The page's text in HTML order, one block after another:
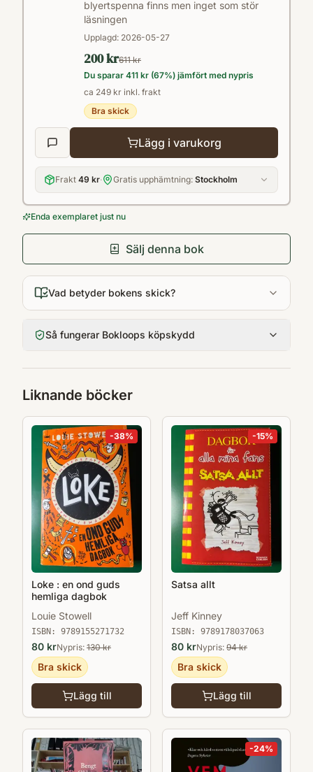
blyertspenna finns men inget som stör
läsningen
Upplagd: 2026-05-27
200 kr611 kr
Du sparar 411 kr (67%) jämfört med nypris
ca 249 kr inkl. frakt
Bra skick
Lägg i varukorg
Frakt 49 kr· Gratis upphämtning: Stockholm
Enda exemplaret just nu
Sälj denna bok
Vad betyder bokens skick?
Så fungerar Bokloops köpskydd
Liknande böcker
-38%
Loke : en ond guds
hemliga dagbok
Louie Stowell
ISBN: 9789155271732
80 krNypris: 130kr
Bra skick
Lägg till
-15%
Satsa allt
Jeff Kinney
ISBN: 9789178037063
80 krNypris: 94kr
Bra skick
Lägg till
-24%